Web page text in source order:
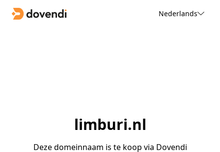
Nederlands
limburi.nl
Deze domeinnaam is te koop via Dovendi